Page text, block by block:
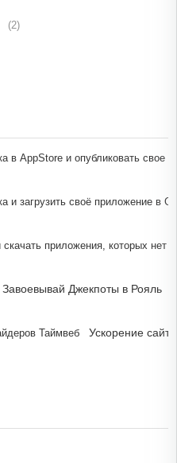
(2)
Завоевывай Джекпоты в Рояль
Ускорение